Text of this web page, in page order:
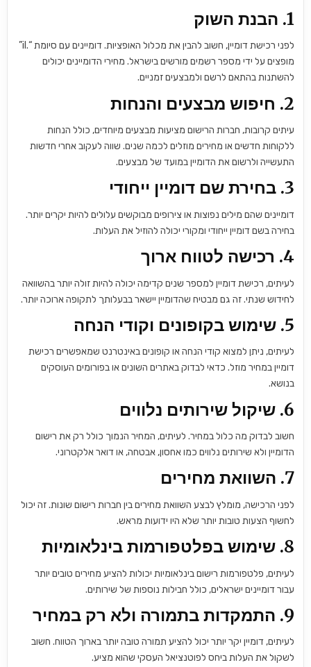
1. הבנת השוק
לפני רכישת דומיין, חשוב להבין את מכלול האופציות. דומיינים עם סיומת “.il”
מופצים על ידי מספר רשמים מורשים בישראל. מחירי הדומיינים יכולים
להשתנות בהתאם לרשם ולמבצעים זמניים.
2. חיפוש מבצעים והנחות
עיתים קרובות, חברות הרישום מציעות מבצעים מיוחדים, כולל הנחות
ללקוחות חדשים או מחירים מוזלים לכמה שנים. שווה לעקוב אחרי חדשות
התעשייה ולרשום את הדומיין במועד של מבצעים.
3. בחירת שם דומיין ייחודי
דומיינים שהם מילים נפוצות או צירופים מבוקשים עלולים להיות יקרים יותר.
בחירה בשם דומיין ייחודי ומקורי יכולה להוזיל את העלות.
4. רכישה לטווח ארוך
לעיתים, רכישת דומיין למספר שנים קדימה יכולה להיות זולה יותר בהשוואה
לחידוש שנתי. זה גם מבטיח שהדומיין יישאר בבעלותך לתקופה ארוכה יותר.
5. שימוש בקופונים וקודי הנחה
לעיתים, ניתן למצוא קודי הנחה או קופונים באינטרנט שמאפשרים רכישת
דומיין במחיר מוזל. כדאי לבדוק באתרים השונים או בפורומים העוסקים
בנושא.
6. שיקול שירותים נלווים
חשוב לבדוק מה כלול במחיר. לעיתים, המחיר הנמוך כולל רק את רישום
הדומיין ולא שירותים נלווים כמו אחסון, אבטחה, או דואר אלקטרוני.
7. השוואת מחירים
לפני הרכישה, מומלץ לבצע השוואת מחירים בין חברות רישום שונות. זה יכול
לחשוף הצעות טובות יותר שלא היו ידועות מראש.
8. שימוש בפלטפורמות בינלאומיות
לעיתים, פלטפורמות רישום בינלאומיות יכולות להציע מחירים טובים יותר
עבור דומיינים ישראלים, כולל חבילות נוספות של שירותים.
9. התמקדות בתמורה ולא רק במחיר
לעיתים, דומיין יקר יותר יכול להציע תמורה טובה יותר בארוך הטווח. חשוב
לשקול את העלות ביחס לפוטנציאל העסקי שהוא מציע.